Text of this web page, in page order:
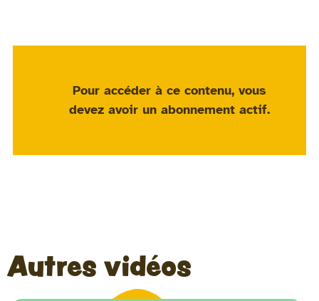
Pour accéder à ce contenu, vous
devez avoir un abonnement actif.
Autres vidéos